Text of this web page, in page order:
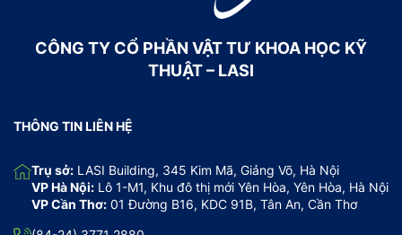
CÔNG TY CỔ PHẦN VẬT TƯ KHOA HỌC KỸ
THUẬT – LASI
THÔNG TIN LIÊN HỆ
Trụ sở: LASI Building, 345 Kim Mã, Giảng Võ, Hà Nội
VP Hà Nội: Lô 1-M1, Khu đô thị mới Yên Hòa, Yên Hòa, Hà Nội
VP Cần Thơ: 01 Đường B16, KDC 91B, Tân An, Cần Thơ